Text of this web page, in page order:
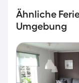
Ähnliche
Umgebung